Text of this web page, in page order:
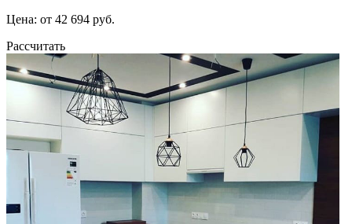
Цена: от 42 694 руб.
Рассчитать